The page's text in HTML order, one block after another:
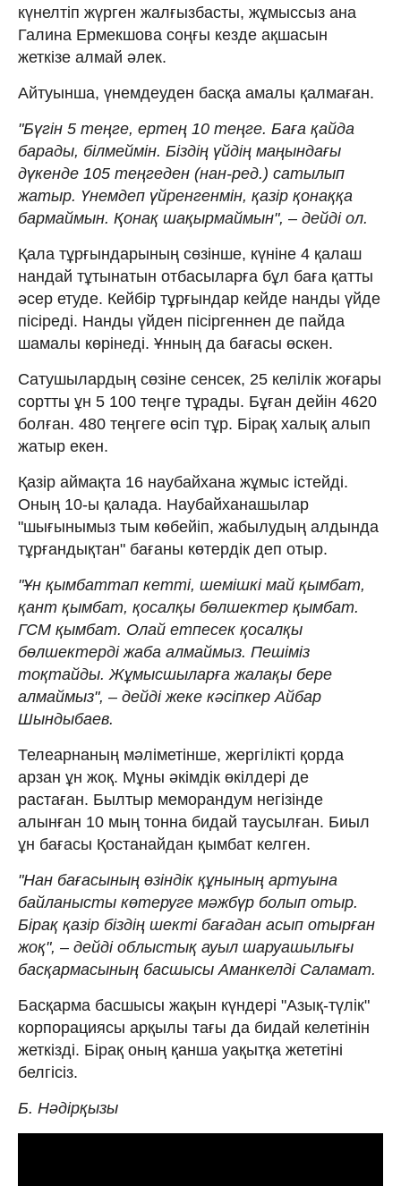
күнелтіп жүрген жалғызбасты, жұмыссыз ана
Галина Ермекшова соңғы кезде ақшасын
жеткізе алмай әлек.
Айтуынша, үнемдеуден басқа амалы қалмаған.
"Бүгін 5 теңге, ертең 10 теңге. Баға қайда
барады, білмеймін. Біздің үйдің маңындағы
дүкенде 105 теңгеден (нан-ред.) сатылып
жатыр. Үнемдеп үйренгенмін, қазір қонаққа
бармаймын. Қонақ шақырмаймын", – дейді ол.
Қала тұрғындарының сөзінше, күніне 4 қалаш
нандай тұтынатын отбасыларға бұл баға қатты
әсер етуде. Кейбір тұрғындар кейде нанды үйде
пісіреді. Нанды үйден пісіргеннен де пайда
шамалы көрінеді. Ұнның да бағасы өскен.
Сатушылардың сөзіне сенсек, 25 келілік жоғары
сортты ұн 5 100 теңге тұрады. Бұған дейін 4620
болған. 480 теңгеге өсіп тұр. Бірақ халық алып
жатыр екен.
Қазір аймақта 16 наубайхана жұмыс істейді.
Оның 10-ы қалада. Наубайханашылар
"шығынымыз тым көбейіп, жабылудың алдында
тұрғандықтан" бағаны көтердік деп отыр.
"Ұн қымбаттап кетті, шемішкі май қымбат,
қант қымбат, қосалқы бөлшектер қымбат.
ГСМ қымбат. Олай етпесек қосалқы
бөлшектерді жаба алмаймыз. Пешіміз
тоқтайды. Жұмысшыларға жалақы бере
алмаймыз", – дейді жеке кәсіпкер Айбар
Шындыбаев.
Телеарнаның мәліметінше, жергілікті қорда
арзан ұн жоқ. Мұны әкімдік өкілдері де
растаған. Былтыр меморандум негізінде
алынған 10 мың тонна бидай таусылған. Биыл
ұн бағасы Қостанайдан қымбат келген.
"Нан бағасының өзіндік құнының артуына
байланысты көтеруге мәжбүр болып отыр.
Бірақ қазір біздің шекті бағадан асып отырған
жоқ", – дейді облыстық ауыл шаруашылығы
басқармасының басшысы Аманкелді Саламат.
Басқарма басшысы жақын күндері "Азық-түлік"
корпорациясы арқылы тағы да бидай келетінін
жеткізді. Бірақ оның қанша уақытқа жететіні
белгісіз.
Б. Нәдірқызы